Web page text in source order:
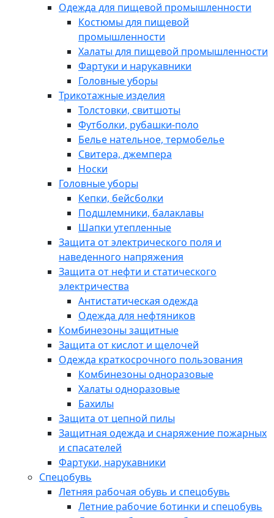
Одежда для пищевой промышленности
Костюмы для пищевой
промышленности
Халаты для пищевой промышленности
Фартуки и нарукавники
Головные уборы
Трикотажные изделия
Толстовки, свитшоты
Футболки, рубашки-поло
Белье нательное, термобелье
Свитера, джемпера
Носки
Головные уборы
Кепки, бейсболки
Подшлемники, балаклавы
Шапки утепленные
Защита от электрического поля и
наведенного напряжения
Защита от нефти и статического
электричества
Антистатическая одежда
Одежда для нефтяников
Комбинезоны защитные
Защита от кислот и щелочей
Одежда краткосрочного пользования
Комбинезоны одноразовые
Халаты одноразовые
Бахилы
Защита от цепной пилы
Защитная одежда и снаряжение пожарных
и спасателей
Фартуки, нарукавники
Спецобувь
Летняя рабочая обувь и спецобувь
Летние рабочие ботинки и спецобувь